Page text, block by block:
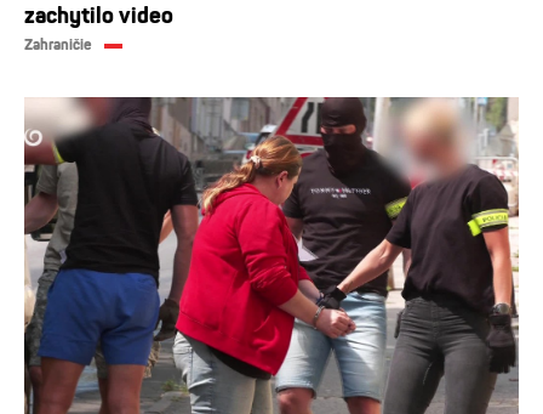
zachytilo video
Zahraničie